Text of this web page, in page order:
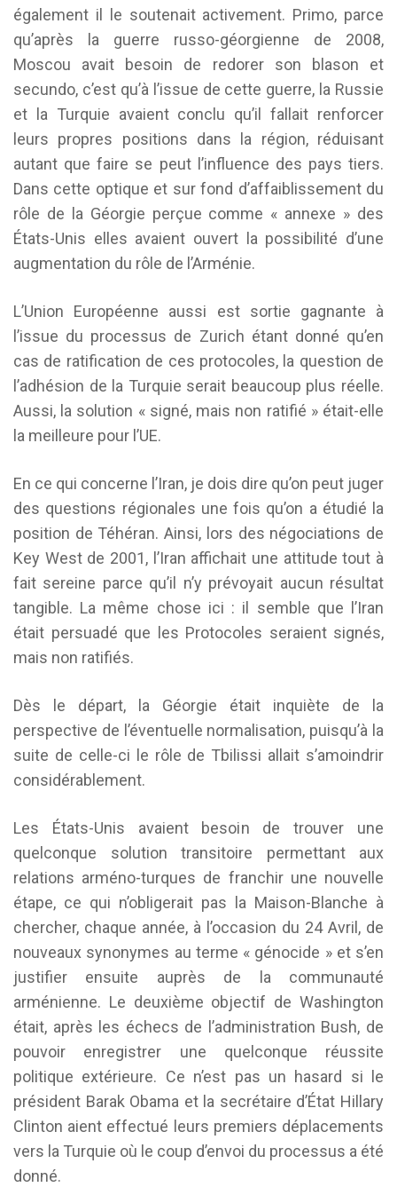
également il le soutenait activement. Primo, parce
qu’après la guerre russo-géorgienne de 2008,
Moscou avait besoin de redorer son blason et
secundo, c’est qu’à l’issue de cette guerre, la Russie
et la Turquie avaient conclu qu’il fallait renforcer
leurs propres positions dans la région, réduisant
autant que faire se peut l’influence des pays tiers.
Dans cette optique et sur fond d’affaiblissement du
rôle de la Géorgie perçue comme « annexe » des
États-Unis elles avaient ouvert la possibilité d’une
augmentation du rôle de l’Arménie.
L’Union Européenne aussi est sortie gagnante à
l’issue du processus de Zurich étant donné qu’en
cas de ratification de ces protocoles, la question de
l’adhésion de la Turquie serait beaucoup plus réelle.
Aussi, la solution « signé, mais non ratifié » était-elle
la meilleure pour l’UE.
En ce qui concerne l’Iran, je dois dire qu’on peut juger
des questions régionales une fois qu’on a étudié la
position de Téhéran. Ainsi, lors des négociations de
Key West de 2001, l’Iran affichait une attitude tout à
fait sereine parce qu’il n’y prévoyait aucun résultat
tangible. La même chose ici : il semble que l’Iran
était persuadé que les Protocoles seraient signés,
mais non ratifiés.
Dès le départ, la Géorgie était inquiète de la
perspective de l’éventuelle normalisation, puisqu’à la
suite de celle-ci le rôle de Tbilissi allait s’amoindrir
considérablement.
Les États-Unis avaient besoin de trouver une
quelconque solution transitoire permettant aux
relations arméno-turques de franchir une nouvelle
étape, ce qui n’obligerait pas la Maison-Blanche à
chercher, chaque année, à l’occasion du 24 Avril, de
nouveaux synonymes au terme « génocide » et s’en
justifier ensuite auprès de la communauté
arménienne. Le deuxième objectif de Washington
était, après les échecs de l’administration Bush, de
pouvoir enregistrer une quelconque réussite
politique extérieure. Ce n’est pas un hasard si le
président Barak Obama et la secrétaire d’État Hillary
Clinton aient effectué leurs premiers déplacements
vers la Turquie où le coup d’envoi du processus a été
donné.